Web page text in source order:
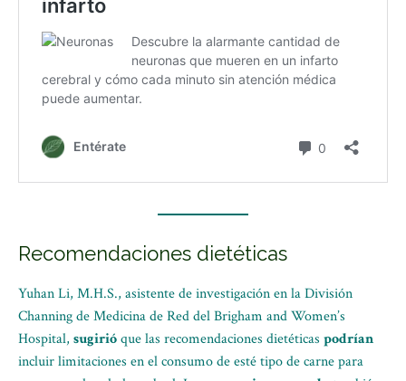
Recomendaciones dietéticas
Yuhan Li, M.H.S., asistente de investigación en la División
Channing de Medicina de Red del Brigham and Women’s
Hospital, sugirióque las recomendaciones dietéticas podrían
incluir limitaciones en el consumo de esté tipo de carne para